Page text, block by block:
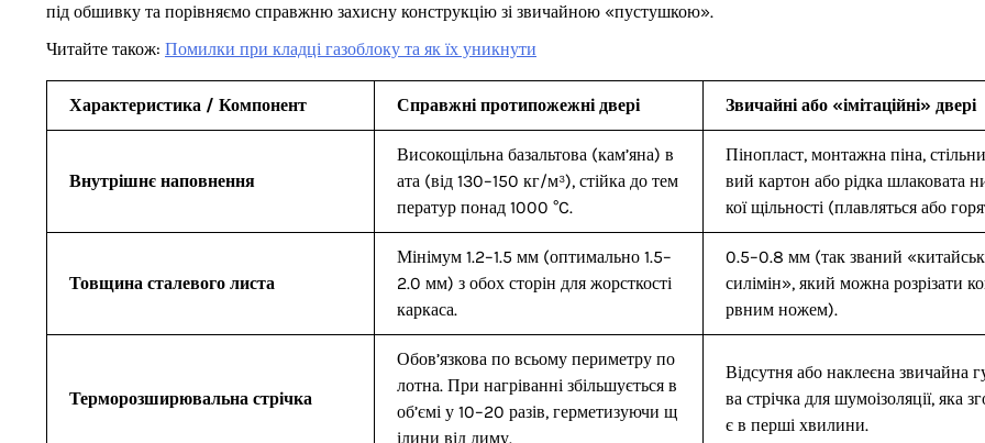
під обшивку та порівняємо справжню захисну конструкцію зі звичайною «пустушкою».
Читайте також: Помилки при кладці газоблоку та як їх уникнути
Характеристика / Компонент Справжні протипожежні двері Звичайні або «імітаційні» двері
Внутрішнє наповнення
Високощільна базальтова (кам’яна) в
ата (від 130–150 кг/м³), стійка до тем
ператур понад 1000 °C.
Пінопласт, монтажна піна,
вий картон або рідка шлаковата
кої щільності (плавляться або
Товщина сталевого листа
Мінімум 1.2–1.5 мм (оптимально 1.5–
2.0 мм) з обох сторін для жорсткості
каркаса.
0.5–0.8 мм (так званий
силімін», який можна розрізати
рвним ножем).
Терморозширювальна стрічка
Обов’язкова по всьому периметру по
лотна. При нагріванні збільшується в
об’ємі у 10–20 разів, герметизуючи щ
ілини від диму.
Відсутня або наклеєна звичайна
ва стрічка для шумоізоляції, яка
є в перші хвилини.